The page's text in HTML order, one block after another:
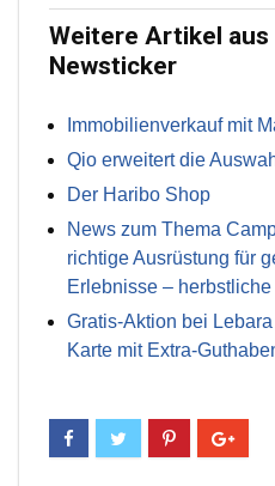
Weitere Artikel
Newsticker
Immobilienverkauf mit
Qio erweitert die
Der Haribo Shop
News zum Thema
richtige Ausrüstung für
Erlebnisse –
Gratis-Aktion bei
Karte mit Extra-